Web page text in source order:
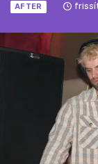
AFTER